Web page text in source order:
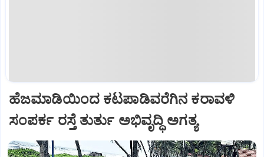
ಹೆಜಮಾಡಿಯಿಂದ ಕಟಪಾಡಿವರೆಗಿನ ಕರಾವಳಿ
ಸಂಪರ್ಕ ರಸ್ತೆ ತುರ್ತು ಅಭಿವೃದ್ಧಿ ಅಗತ್ಯ